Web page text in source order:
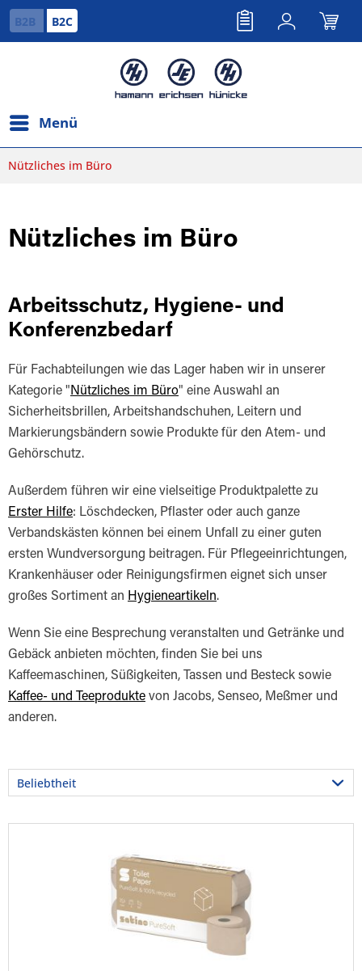
B2B B2C
Menü
Nützliches im Büro
Nützliches im Büro
Arbeitsschutz, Hygiene- und
Konferenzbedarf
Für Fachabteilungen wie das Lager haben wir in unserer
Kategorie " Nützliches im Büro" eine Auswahl an
Sicherheitsbrillen, Arbeitshandschuhen, Leitern und
Markierungsbändern sowie Produkte für den Atem- und
Gehörschutz.
Außerdem führen wir eine vielseitige Produktpalette zu
Erster Hilfe: Löschdecken, Pflaster oder auch ganze
Verbandskästen können bei einem Unfall zu einer guten
ersten Wundversorgung beitragen. Für Pflegeeinrichtungen,
Krankenhäuser oder Reinigungsfirmen eignet sich unser
großes Sortiment an Hygieneartikeln.
Wenn Sie eine Besprechung veranstalten und Getränke und
Gebäck anbieten möchten, finden Sie bei uns
Kaffeemaschinen, Süßigkeiten, Tassen und Besteck sowie
Kaffee- und Teeprodukte von Jacobs, Senseo, Meßmer und
anderen.